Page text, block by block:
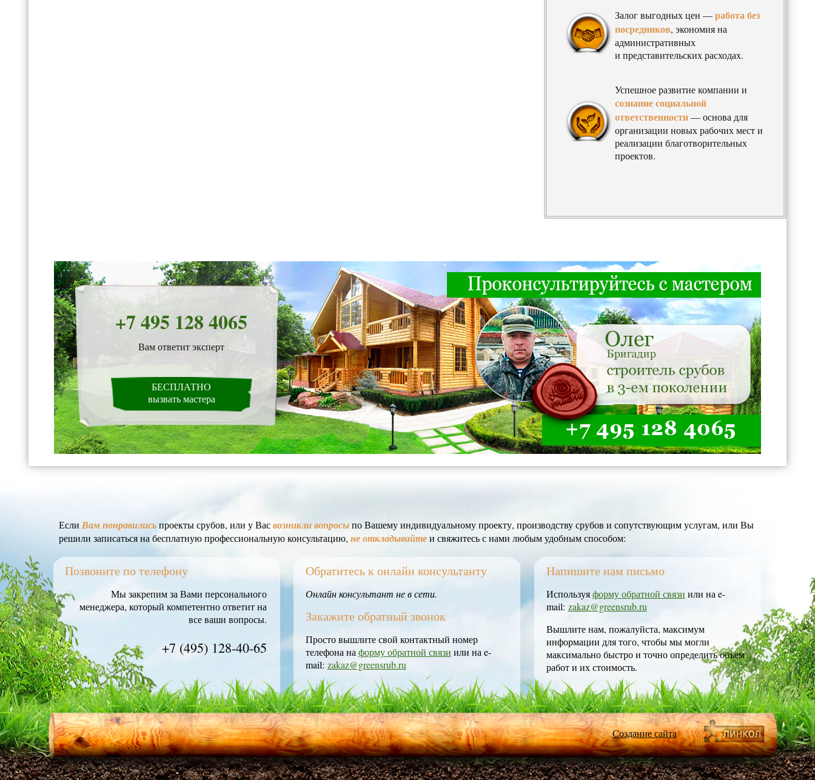
Залог выгодных цен —работа без
посредников, экономия на
административных
и представительских расходах.
Успешное развитие компании и
сознание социальной
ответственности— основа для
организации новых рабочих мест и
реализации благотворительных
проектов.
+7 495 128 4065
Вам ответит эксперт
БЕСПЛАТНО
вызвать мастера
Позвоните по телефону
Мы закрепим за Вами персонального
менеджера, который компетентно ответит на
все ваши вопросы.
+7 (495) 128-40-65
Обратитесь к онлайн консультанту
Онлайн консультант не в сети.
Закажите обратный звонок
Просто вышлите свой контактный номер
телефона на форму обратной связи или на e-
mail: zakaz@greensrub.ru
Напишите нам письмо
Используяформу обратной связи или на e-
mail: zakaz@greensrub.ru
Вышлите нам, пожалуйста, максимум
информации для того, чтобы мы могли
максимально быстро и точно определить объем
работ и их стоимость.
Создание сайта
Если Вам понравилисьпроекты срубов, или у Васвозникли вопросыпо Вашему индивидуальному проекту, производству срубов и сопутствующим услугам, или Вы
решили записаться на бесплатную профессиональную консультацию, не откладывайтеи свяжитесь с нами любым удобным способом: